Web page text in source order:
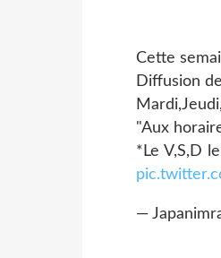
Cette
Diffusion
"Aux
*Le V,S,D
—